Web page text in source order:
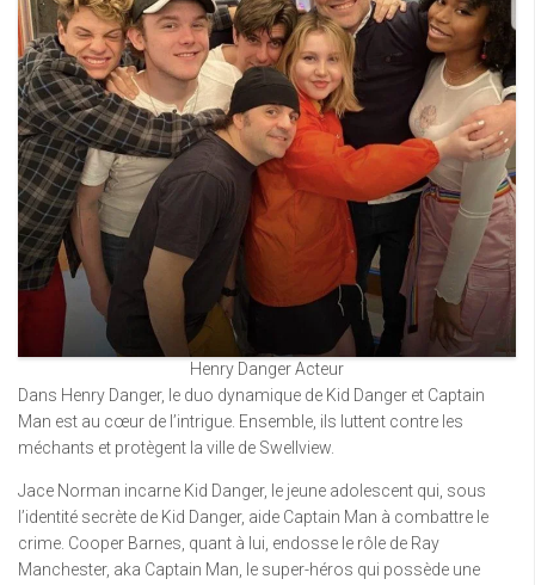
Henry Danger Acteur
Dans Henry Danger, le duo dynamique de Kid Danger et Captain
Man est au cœur de l’intrigue. Ensemble, ils luttent contre les
méchants et protègent la ville de Swellview.
Jace Norman incarne Kid Danger, le jeune adolescent qui, sous
l’identité secrète de Kid Danger, aide Captain Man à combattre le
crime. Cooper Barnes, quant à lui, endosse le rôle de Ray
Manchester, aka Captain Man, le super-héros qui possède une